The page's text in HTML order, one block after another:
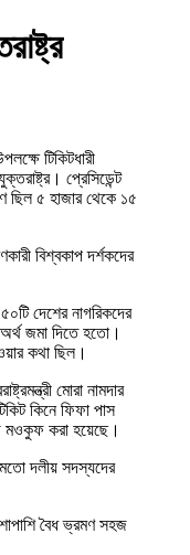
টিকিটধারী
প্রেসিডেন্ট
ছিল ৫ হাজার থেকে ১৫
বিশ্বকাপ দর্শকদের
দেশের নাগরিকদের
অর্থ জমা দিতে হতো।
কথা ছিল।
মোরা নামদার
কিনে ফিফা পাস
মওকুফ করা হয়েছে।
দলীয় সদস্যদের
বৈধ ভ্রমণ সহজ